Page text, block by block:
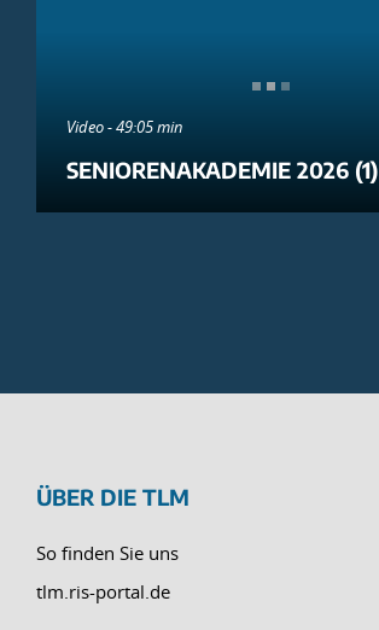
Video - 49:05 min
SENIORENAKADEMIE 2026 (1)
ÜBER DIE TLM
So finden Sie uns
tlm.ris-portal.de